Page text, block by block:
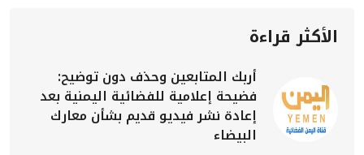
الأكثر قراءة
أربك المتابعين وحذف دون توضيح:
فضيحة إعلامية للفضائية اليمنية بعد
إعادة نشر فيديو قديم بشأن معارك
البيضاء